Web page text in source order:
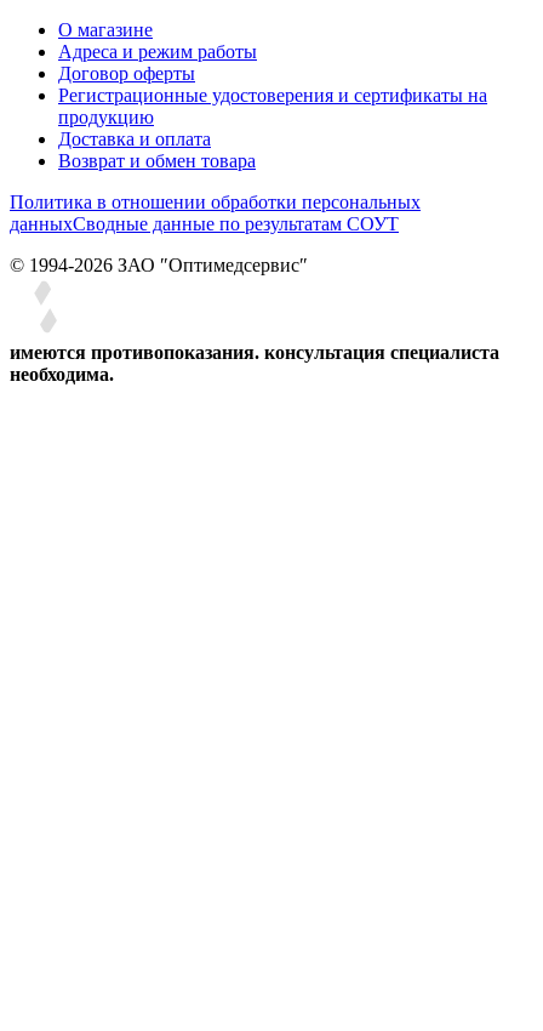
О магазине
Адреса и режим работы
Договор оферты
Регистрационные удостоверения и сертификаты на
продукцию
Доставка и оплата
Возврат и обмен товара
Политика в отношении обработки персональных
данныхСводные данные по результатам СОУТ
© 1994-2026 ЗАО ″Оптимедсервис″
имеются противопоказания. консультация специалиста
необходима.